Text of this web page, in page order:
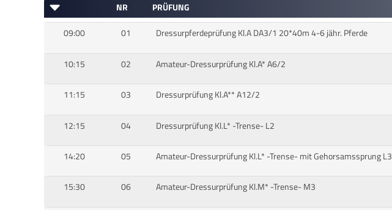
NR PRÜFUNG
09:00
01 Dressurpferdeprüfung Kl.A DA3/1 20*40m 4-6 jähr. Pferde
10:15 02 Amateur-Dressurprüfung Kl.A* A6/2
11:15 03 Dressurprüfung Kl.A** A12/2
12:15 04 Dressurprüfung Kl.L* -Trense- L2
14:20 05 Amateur-Dressurprüfung Kl.L* -Trense- mit Gehorsamssprung L3
15:30 06 Amateur-Dressurprüfung Kl.M* -Trense- M3